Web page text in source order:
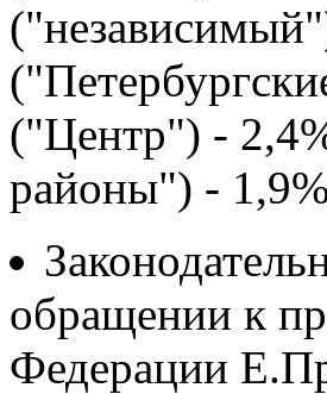
("Центр") -
районы") -
обращении к
Федерации